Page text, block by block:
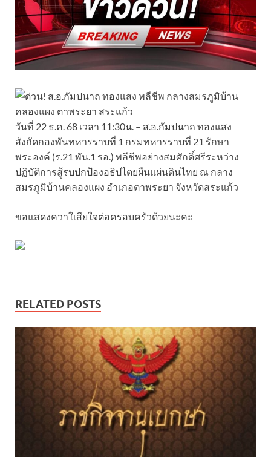
วันที่ 22 ธ.ค. 68 เวลา 11:30น. – ส.อ.กัมปนาถ ทองแสง
สังกัดกองพันทหารราบที่ 1 กรมทหารราบที่ 21 รักษา
พระองค์ (ร.21 พัน.1 รอ.) พลีชีพอย่างสมศักดิ์ศรีระหว่าง
ปฏิบัติการสู้รบปกป้องอธิปไตยผืนแผ่นดินไทย ณ กลาง
สมรภูมิบ้านคลองแผง อำเภอตาพระยา จังหวัดสระแก้ว
ขอแสดงควาใเสียใจต่อครอบครัวด้วยนะคะ
RELATED POSTS